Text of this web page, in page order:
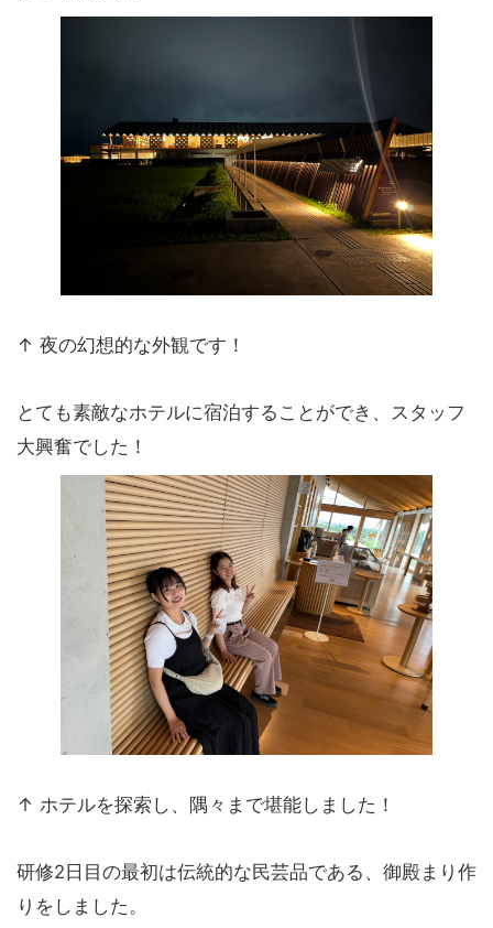
↑ 夜の幻想的な外観です！
とても素敵なホテルに宿泊することができ、スタッフ
大興奮でした！
↑ ホテルを探索し、隅々まで堪能しました！
研修2日目の最初は伝統的な民芸品である、御殿まり作
りをしました。